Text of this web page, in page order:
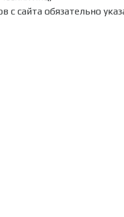
с сайта обязательно